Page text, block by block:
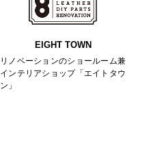
EIGHT TOWN
リノベーションのショールーム兼
インテリアショップ「エイトタウ
ン」